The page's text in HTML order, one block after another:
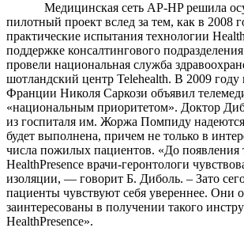
Медицинская сеть AP-HP решила
пилотный проект вслед за тем, как в 2008
практические испытания технологии
поддержке консалтингового
провели национальная служба
шотландский центр Telehealth. В 2009 году
Франции Николя Саркози объявил
«национальным приоритетом». Доктор
из госпиталя им. Жоржа Помпиду надеются,
будет выполнена, причем не только в
числа пожилых пациентов. «До появления
HealthPresence врачи-геронтологи
изоляции, — говорит Б. Диболь. – Зато
пациенты чувствуют себя увереннее. Они
заинтересованы в получении такого
HealthPresence».